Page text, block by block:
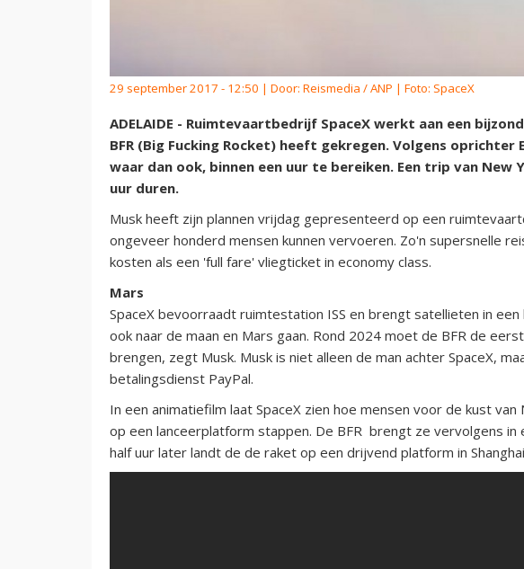
29 september 2017 - 12:50 | Door: Reismedia / ANP | Foto: SpaceX
ADELAIDE - Ruimtevaartbedrijf SpaceX werkt aan een
BFR (Big Fucking Rocket) heeft gekregen. Volgens oprichter
waar dan ook, binnen een uur te bereiken. Een trip van New
uur duren.
Musk heeft zijn plannen vrijdag gepresenteerd op een
ongeveer honderd mensen kunnen vervoeren. Zo'n supersnelle
kosten als een 'full fare' vliegticket in economy class.
Mars
SpaceX bevoorraadt ruimtestation ISS en brengt satellieten in
ook naar de maan en Mars gaan. Rond 2024 moet de BFR de
brengen, zegt Musk. Musk is niet alleen de man achter SpaceX,
betalingsdienst PayPal.
In een animatiefilm laat SpaceX zien hoe mensen voor de kust
op een lanceerplatform stappen. De BFR brengt ze vervolgens in
half uur later landt de de raket op een drijvend platform in